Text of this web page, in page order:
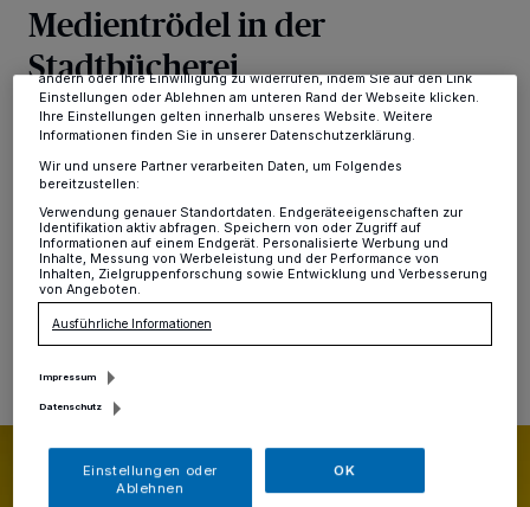
Medientrödel in der
Stadtbücherei
Hochdahl·Alle jene, die noch auf der Suche nach
Unterhaltung für die Feiertage oder einem literarischen
Weihnachtsgeschenk für die Lieben sind, können sich
Erkrath vormerken.
04.12.2024 , 11:17 Uhr
Zwecke. Wenn Tracker deaktiviert sind, sind manche Inhalte und
Anzeigen möglicherweise nicht mehr so relevant für Sie. Sie können
dieses Menü jederzeit wieder aufrufen, um Ihre Einstellungen zu
ändern oder Ihre Einwilligung zu widerrufen, indem Sie auf den Link
Einstellungen oder Ablehnen am unteren Rand der Webseite klicken.
Ihre Einstellungen gelten innerhalb unseres Website. Weitere
Informationen finden Sie in unserer Datenschutzerklärung.
Wir und unsere Partner verarbeiten Daten, um Folgendes
bereitzustellen:
Verwendung genauer Standortdaten. Endgeräteeigenschaften zur
Identifikation aktiv abfragen. Speichern von oder Zugriff auf
Informationen auf einem Endgerät. Personalisierte Werbung und
Inhalte, Messung von Werbeleistung und der Performance von
Inhalten, Zielgruppenforschung sowie Entwicklung und Verbesserung
von Angeboten.
Ausführliche Informationen
Impressum
Datenschutz
Einstellungen oder
Ablehnen
OK